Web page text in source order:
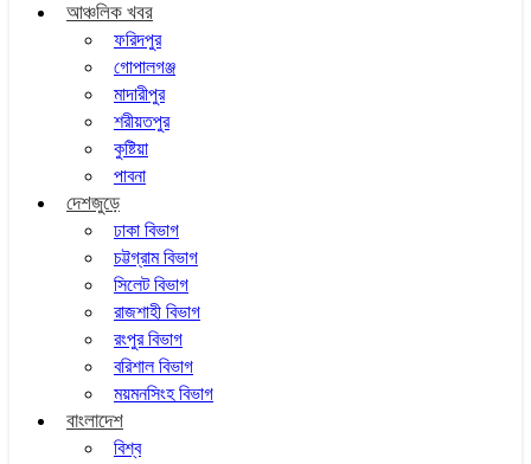
আঞ্চলিক খবর
ফরিদপুর
গোপালগঞ্জ
মাদারীপুর
শরীয়তপুর
কুষ্টিয়া
পাবনা
দেশজুড়ে
ঢাকা বিভাগ
চট্টগ্রাম বিভাগ
সিলেট বিভাগ
রাজশাহী বিভাগ
রংপুর বিভাগ
বরিশাল বিভাগ
ময়মনসিংহ বিভাগ
বাংলাদেশ
বিশ্ব